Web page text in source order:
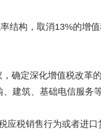
结构，取消13%的增
确定深化增值税改革
建筑、基础电信服务
应税销售行为或者进